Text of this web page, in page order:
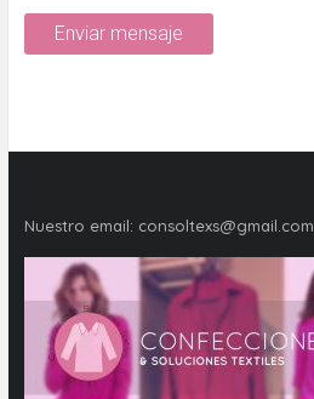
Nuestro email: consoltexs@gmail.com